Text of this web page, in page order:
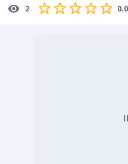
2 0.0